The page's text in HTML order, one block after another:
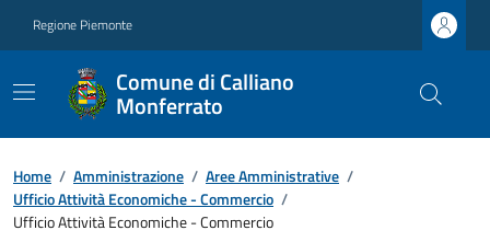
Regione Piemonte
Comune di Calliano
Monferrato
Home / Amministrazione / Aree Amministrative /
Ufficio Attività Economiche - Commercio /
Ufficio Attività Economiche - Commercio